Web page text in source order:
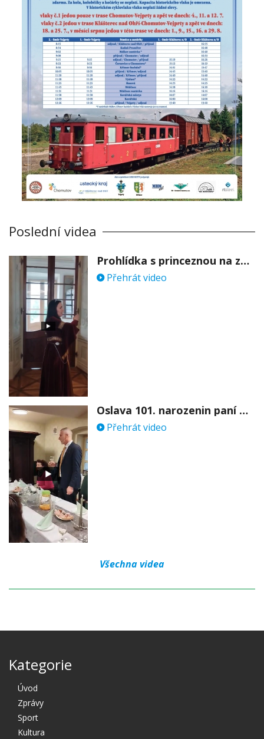
Poslední videa
Prohlídka s princeznou na zámku Stekník
Přehrát video
Oslava 101. narozenin paní Věry Skořepové
Přehrát video
Všechna videa
Kategorie
Úvod
Zprávy
Sport
Kultura